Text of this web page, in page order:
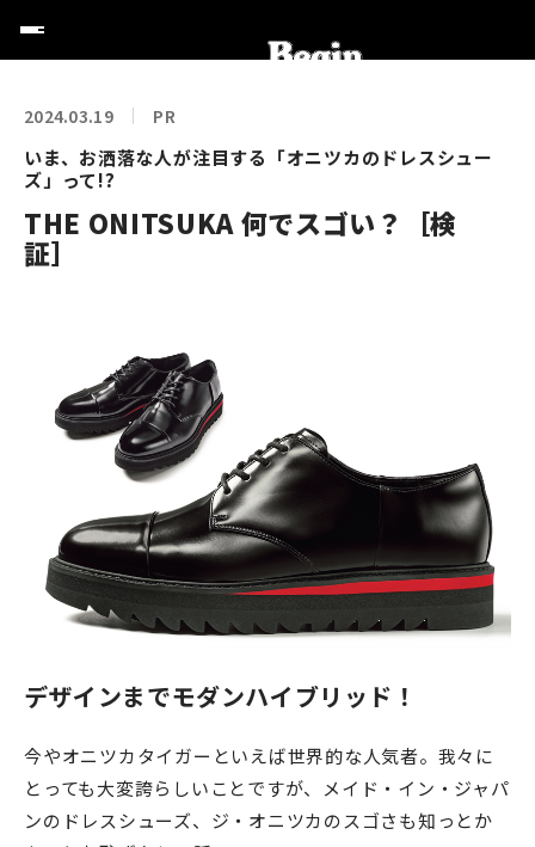
2024.03.19 PR
いま、お洒落な人が注目する「オニツカのドレスシュー
ズ」って!?
THE ONITSUKA 何でスゴい？［検
証］
デザインまでモダンハイブリッド！
今やオニツカタイガーといえば世界的な人気者。我々に
とっても大変誇らしいことですが、メイド・イン・ジャパ
ンのドレスシューズ、ジ・オニツカのスゴさも知っとか